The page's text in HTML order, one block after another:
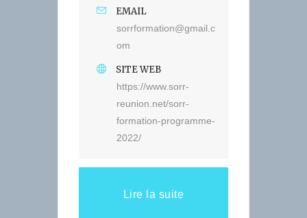
EMAIL
sorrformation@gmail.c
om
SITE WEB
https://www.sorr-
reunion.net/sorr-
formation-programme-
2022/
Lire la suite